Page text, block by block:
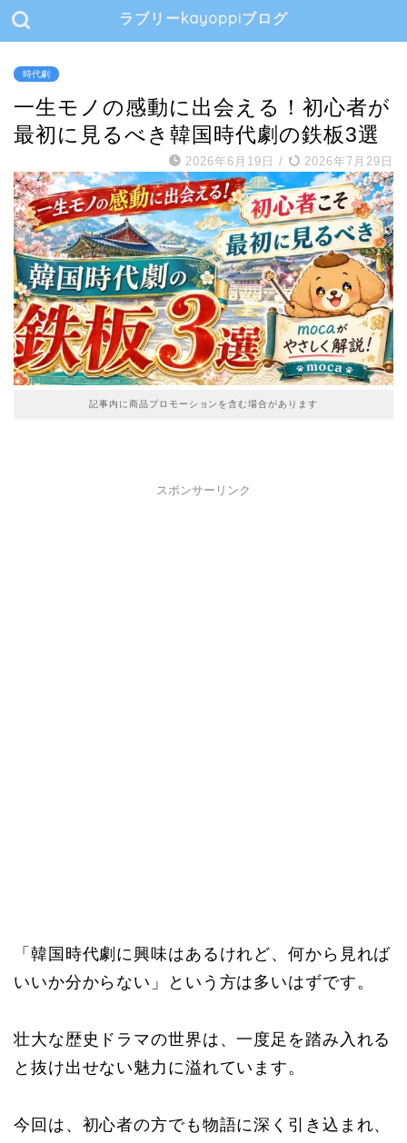
ラブリーkayoppiブログ
時代劇
一生モノの感動に出会える！初心者が
最初に見るべき韓国時代劇の鉄板3選
2026年6月19日 / 2026年7月29日
記事内に商品プロモーションを含む場合があります
スポンサーリンク
「韓国時代劇に興味はあるけれど、何から見れば
いいか分からない」という方は多いはずです。
壮大な歴史ドラマの世界は、一度足を踏み入れる
と抜け出せない魅力に溢れています。
今回は、初心者の方でも物語に深く引き込まれ、